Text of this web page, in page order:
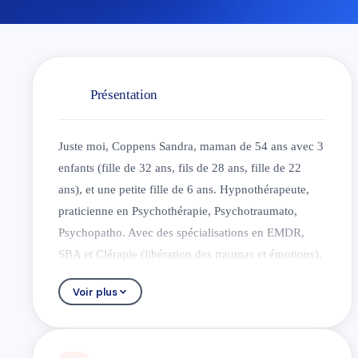
Présentation
Juste moi, Coppens Sandra, maman de 54 ans avec 3
enfants (fille de 32 ans, fils de 28 ans, fille de 22
ans), et une petite fille de 6 ans. Hypnothérapeute,
praticienne en Psychothérapie, Psychotraumato,
Psychopatho. Avec des spécialisations en EMDR,
SBA et Clérapie (libération des traumas et émotions).
D’où je viens ?
Je travaille en tant que responsable administrative
Voir plus